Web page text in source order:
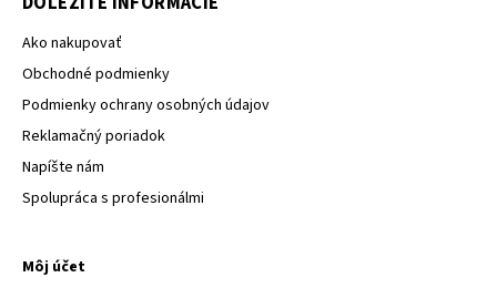
Ako nakupovať
Obchodné podmienky
Podmienky ochrany osobných údajov
Reklamačný poriadok
Napíšte nám
Spolupráca s profesionálmi
Môj účet